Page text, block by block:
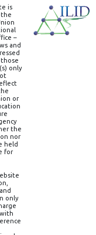
is
–
and
only
or
the
nor
held
for
only